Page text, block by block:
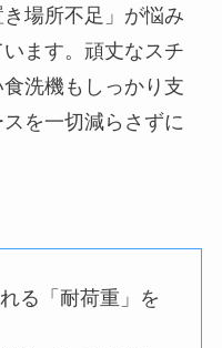
場所不足」が悩み
ます。頑丈なスチ
洗機もしっかり支
を一切減らさずに
る「耐荷重」を